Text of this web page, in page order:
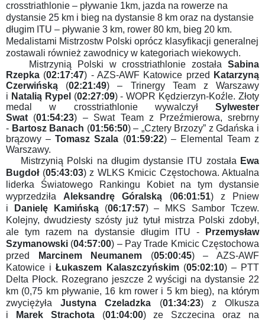
crosstriathlonie – pływanie 1km, jazda na rowerze na
dystansie 25 km i bieg na dystansie 8 km oraz na dystansie
długim ITU – pływanie 3 km, rower 80 km, bieg 20 km.
Medalistami Mistrzostw Polski oprócz klasyfikacji generalnej
zostawali również zawodnicy w kategoriach wiekowych.
Mistrzynią Polski w crosstriathlonie została Sabina
Rzepka (02:17:47) - AZS-AWF Katowice przed
Katarzyną
Czerwińską (02:21:49)
– Trinergy Team z Warszawy
i Natalią Rypel (02:27:09) - WOPR Kędzierzyn-Koźle. Złoty
medal w crosstriathlonie wywalczył Sylwester
Swat (01:54:23) – Swat Team z Przeźmierowa, srebrny
- Bartosz Banach (01:56:50) – „Cztery Brzozy” z Gdańska i
brązowy –Tomasz Szala (01:59:22) – Elemental Team z
Warszawy.
Mistrzynią Polski na długim dystansie ITU została Ewa
Bugdoł(05:43:03) z WLKS Kmicic Częstochowa. Aktualna
liderka Światowego Rankingu Kobiet na tym dystansie
wyprzedziła Aleksandrę Góralską (06:01:51)
z Pniew
i
Danielę Kamińską (06:17:57) – MKS Sambor Tczew.
Kolejny, dwudziesty szósty już tytuł mistrza Polski zdobył,
ale tym razem na dystansie długim ITU -
Przemysław
Szymanowski (04:57:00) – Pay Trade Kmicic Częstochowa
przed
Marcinem Neumanem (05:00:45)
– AZS-AWF
Katowice iŁukaszem Kalaszczyńskim(05:02:10) – PTT
Delta Płock. Rozegrano jeszcze 2 wyścigi na dystansie 22
km (0,75 km pływanie, 16 km rower i 5 km bieg), na którym
zwyciężyłaJustyna Czeladzka (01:34:23)
z Olkusza
i
Marek Strachota(01:04:00)
ze Szczecina oraz na